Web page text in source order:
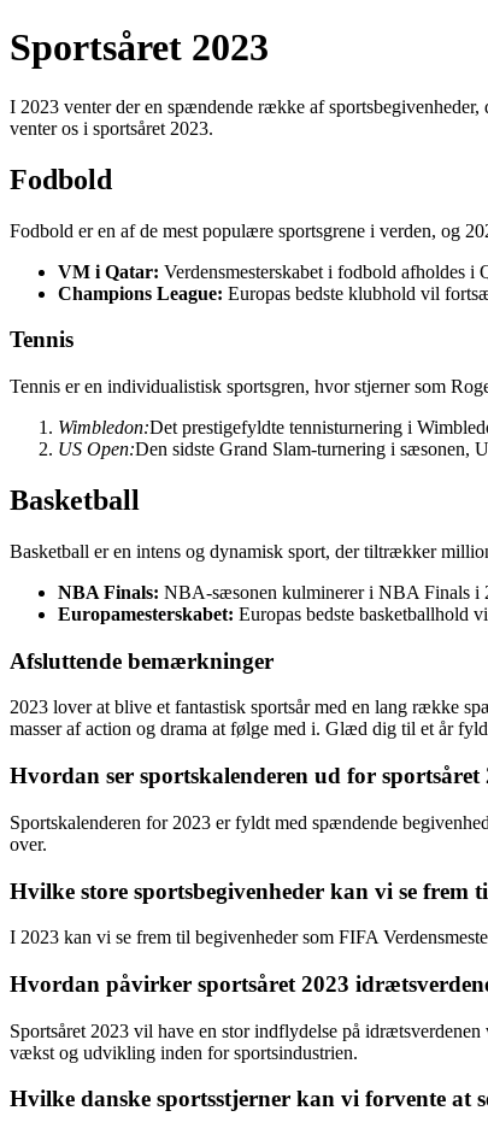
Sportsåret 2023
I 2023 venter der en spændende række af
venter os i sportsåret 2023.
Fodbold
Fodbold er en af de mest populære sportsgrene i verden, og
VM i Qatar: Verdensmesterskabet i fodbold afholdes
Champions League: Europas bedste klubhold vil
Tennis
Tennis er en individualistisk sportsgren, hvor stjerner som
Wimbledon:Det prestigefyldte tennisturnering i
US Open:Den sidste Grand Slam-turnering i sæsonen,
Basketball
Basketball er en intens og dynamisk sport, der tiltrækker
NBA Finals: NBA-sæsonen kulminerer i NBA Finals i
Europamesterskabet: Europas bedste basketballhold
Afsluttende bemærkninger
2023 lover at blive et fantastisk sportsår med en lang række
masser af action og drama at følge med i. Glæd dig til et år
Hvordan ser sportskalenderen ud for sportsåret
Sportskalenderen for 2023 er fyldt med spændende
over.
Hvilke store sportsbegivenheder kan vi se frem
I 2023 kan vi se frem til begivenheder som FIFA
Hvordan påvirker sportsåret 2023
Sportsåret 2023 vil have en stor indflydelse på
vækst og udvikling inden for sportsindustrien.
Hvilke danske sportsstjerner kan vi forvente at